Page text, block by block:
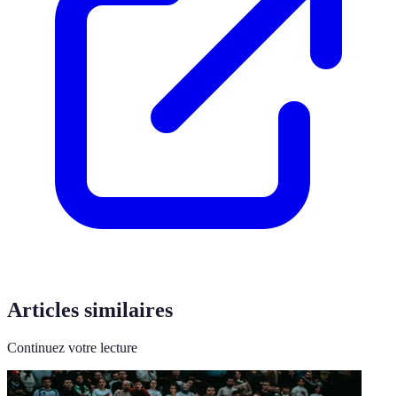
Articles similaires
Continuez votre lecture